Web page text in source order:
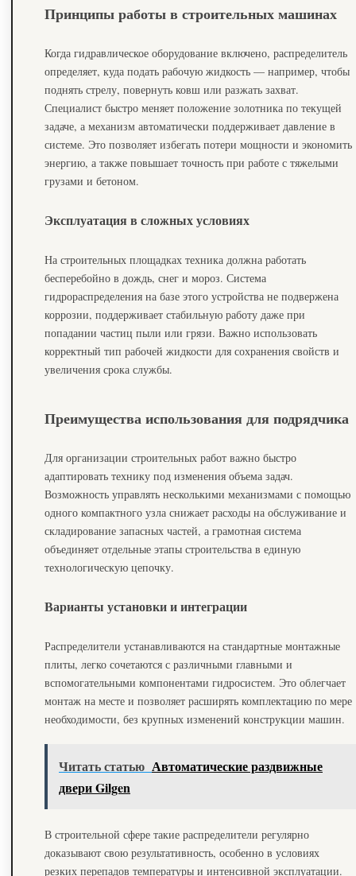
Принципы работы в строительных машинах
Когда гидравлическое оборудование включено, распределитель
определяет, куда подать рабочую жидкость — например, чтобы
поднять стрелу, повернуть ковш или разжать захват.
Специалист быстро меняет положение золотника по текущей
задаче, а механизм автоматически поддерживает давление в
системе. Это позволяет избегать потери мощности и экономить
энергию, а также повышает точность при работе с тяжелыми
грузами и бетоном.
Эксплуатация в сложных условиях
На строительных площадках техника должна работать
бесперебойно в дождь, снег и мороз. Система
гидрораспределения на базе этого устройства не подвержена
коррозии, поддерживает стабильную работу даже при
попадании частиц пыли или грязи. Важно использовать
корректный тип рабочей жидкости для сохранения свойств и
увеличения срока службы.
Преимущества использования для подрядчика
Для организации строительных работ важно быстро
адаптировать технику под изменения объема задач.
Возможность управлять несколькими механизмами с помощью
одного компактного узла снижает расходы на обслуживание и
складирование запасных частей, а грамотная система
объединяет отдельные этапы строительства в единую
технологическую цепочку.
Варианты установки и интеграции
Распределители устанавливаются на стандартные монтажные
плиты, легко сочетаются с различными главными и
вспомогательными компонентами гидросистем. Это облегчает
монтаж на месте и позволяет расширять комплектацию по мере
необходимости, без крупных изменений конструкции машин.
Читать статью Автоматические раздвижные
двери Gilgen
В строительной сфере такие распределители регулярно
доказывают свою результативность, особенно в условиях
резких перепадов температуры и интенсивной эксплуатации.